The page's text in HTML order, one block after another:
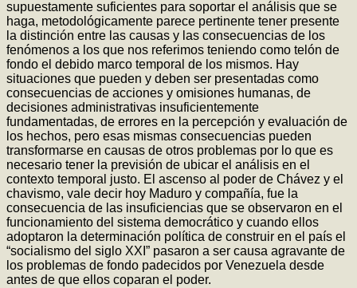
supuestamente suficientes para soportar el análisis que se
haga, metodológicamente parece pertinente tener presente
la distinción entre las causas y las consecuencias de los
fenómenos a los que nos referimos teniendo como telón de
fondo el debido marco temporal de los mismos. Hay
situaciones que pueden y deben ser presentadas como
consecuencias de acciones y omisiones humanas, de
decisiones administrativas insuficientemente
fundamentadas, de errores en la percepción y evaluación de
los hechos, pero esas mismas consecuencias pueden
transformarse en causas de otros problemas por lo que es
necesario tener la previsión de ubicar el análisis en el
contexto temporal justo. El ascenso al poder de Chávez y el
chavismo, vale decir hoy Maduro y compañía, fue la
consecuencia de las insuficiencias que se observaron en el
funcionamiento del sistema democrático y cuando ellos
adoptaron la determinación política de construir en el país el
“socialismo del siglo XXI” pasaron a ser causa agravante de
los problemas de fondo padecidos por Venezuela desde
antes de que ellos coparan el poder.